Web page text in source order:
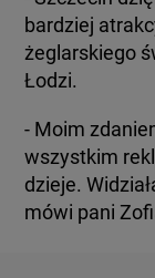
bardziej
żeglarskiego
Łodzi.
- Moim
wszystkim
dzieje.
mówi pani